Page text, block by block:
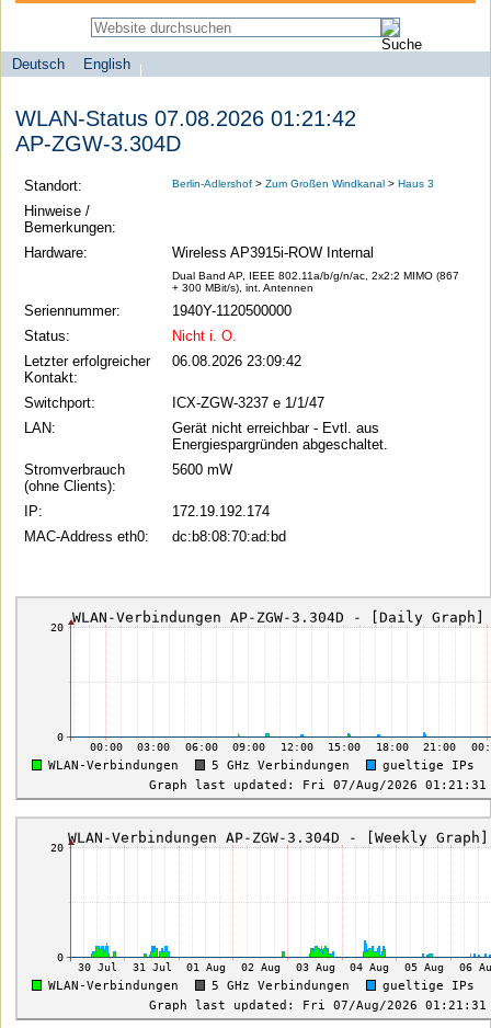
Sprachauswahl
Deutsch
English
search-menu
Universität
zu
Berlin
Computer-
und
WLAN-Status 07.08.2026 01:21:42
AP-ZGW-3.304D
Standort: Berlin-Adlershof >Zum Großen Windkanal >Haus 3
Hinweise /
Bemerkungen:
Hardware:
Wireless AP3915i-ROW Internal
Dual Band AP, IEEE 802.11a/b/g/n/ac, 2x2:2 MIMO (867
+ 300 MBit/s), int. Antennen
Seriennummer:
1940Y-1120500000
Status:
Nicht i. O.
Letzter erfolgreicher
Kontakt:
06.08.2026 23:09:42
Switchport:
ICX-ZGW-3237 e 1/1/47
LAN:
Gerät nicht erreichbar - Evtl. aus
Energiespargründen abgeschaltet.
Stromverbrauch
(ohne Clients):
5600 mW
IP:
172.19.192.174
MAC-Address eth0:
dc:b8:08:70:ad:bd